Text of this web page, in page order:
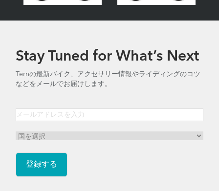
Stay Tuned for What’s Next
Ternの最新バイク、アクセサリー情報やライディングのコツ
などをメールでお届けします。